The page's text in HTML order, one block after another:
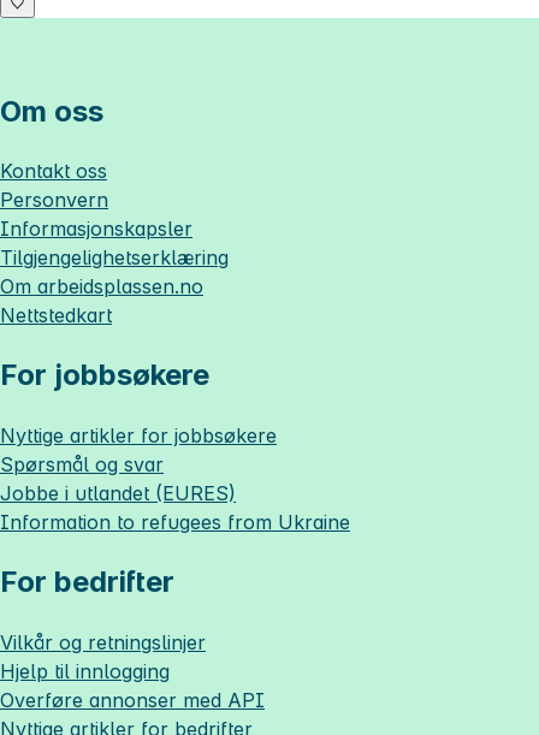
Om oss
Kontakt oss
Personvern
Informasjonskapsler
Tilgjengelighetserklæring
Om arbeidsplassen.no
Nettstedkart
For jobbsøkere
Nyttige artikler for jobbsøkere
Spørsmål og svar
Jobbe i utlandet (EURES)
Information to refugees from Ukraine
For bedrifter
Vilkår og retningslinjer
Hjelp til innlogging
Overføre annonser med API
Nyttige artikler for bedrifter